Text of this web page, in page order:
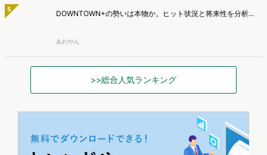
5 DOWNTOWN+の勢いは本物か。ヒット状況と将来性を分析...
あわやん
>>総合人気ランキング